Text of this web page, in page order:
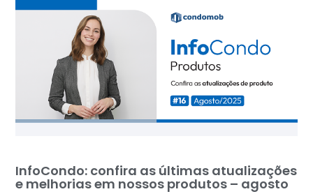
InfoCondo: confira as últimas atualizações
e melhorias em nossos produtos – agosto